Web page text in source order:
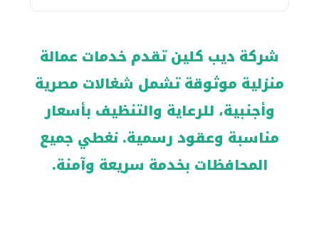
شركة ديب كلين تقدم خدمات عمالة
منزلية موثوقة تشمل شغالات مصرية
وأجنبية، للرعاية والتنظيف بأسعار
مناسبة وعقود رسمية. نغطي جميع
المحافظات بخدمة سريعة وآمنة.